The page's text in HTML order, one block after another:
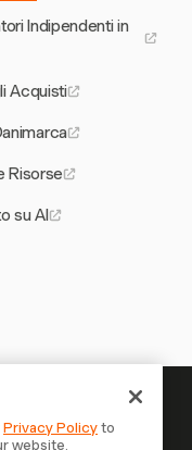
Indipendenti in
Acquisti
Risorse
su AI
di essere
Privacy Policyto
website.